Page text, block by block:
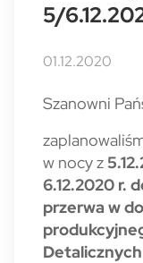
5/
01.12.2020
Szanowni
w nocy z
6.12.2020 r.
przerwa w